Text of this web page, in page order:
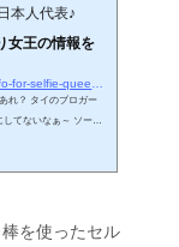
本人代表♪
女王の情報を
れ？ タイのブロガー
てないなぁ～ ソース
見？ で、ほぼ日本か
を使ったセル